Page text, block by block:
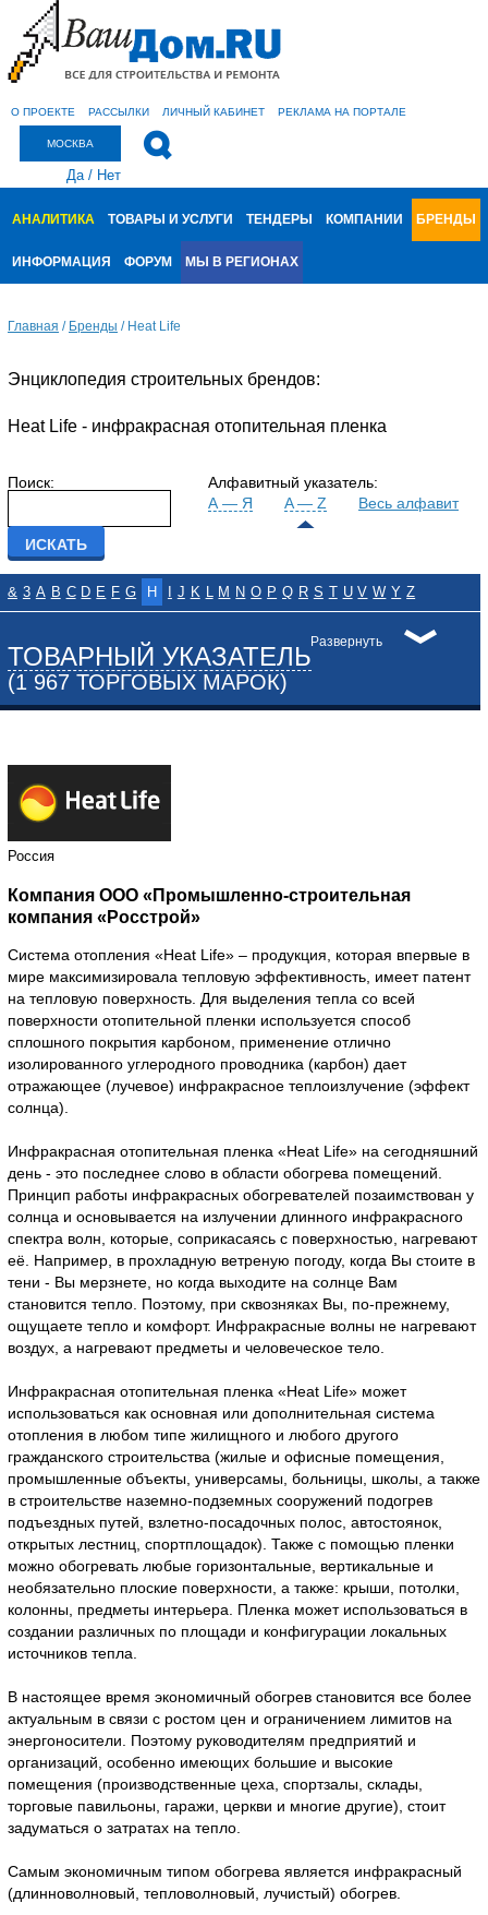
О ПРОЕКТЕ РАССЫЛКИ ЛИЧНЫЙ КАБИНЕТ РЕКЛАМА НА ПОРТАЛЕ
МОСКВА
Да/ Нет
АНАЛИТИКА ТОВАРЫ И УСЛУГИ ТЕНДЕРЫ КОМПАНИИ БРЕНДЫ
ИНФОРМАЦИЯ ФОРУМ МЫ В РЕГИОНАХ
Главная / Бренды /Heat Life
Энциклопедия строительных брендов:
Heat Life - инфракрасная отопительная пленка
Алфавитный указатель:
А — Я
A — Z Весь алфавит
Поиск:
& 3 A B C D E F G H J K L M N O P Q R S T U V W Y Z
Развернуть
ТОВАРНЫЙ УКАЗАТЕЛЬ
(1 967 ТОРГОВЫХ МАРОК)
Россия
Компания ООО «Промышленно-строительная
компания «Росстрой»
Система отопления «Heat Life» – продукция, которая впервые в
мире максимизировала тепловую эффективность, имеет патент
на тепловую поверхность. Для выделения тепла со всей
поверхности отопительной пленки используется способ
сплошного покрытия карбоном, применение отлично
изолированного углеродного проводника (карбон) дает
отражающее (лучевое) инфракрасное теплоизлучение (эффект
солнца).
Инфракрасная отопительная пленка «Heat Life» на сегодняшний
день - это последнее слово в области обогрева помещений.
Принцип работы инфракрасных обогревателей позаимствован у
солнца и основывается на излучении длинного инфракрасного
спектра волн, которые, соприкасаясь с поверхностью, нагревают
её. Например, в прохладную ветреную погоду, когда Вы стоите в
тени - Вы мерзнете, но когда выходите на солнце Вам
становится тепло. Поэтому, при сквозняках Вы, по-прежнему,
ощущаете тепло и комфорт. Инфракрасные волны не нагревают
воздух, а нагревают предметы и человеческое тело.
Инфракрасная отопительная пленка «Heat Life» может
использоваться как основная или дополнительная система
отопления в любом типе жилищного и любого другого
гражданского строительства (жилые и офисные помещения,
промышленные объекты, универсамы, больницы, школы, а также
в строительстве наземно-подземных сооружений подогрев
подъездных путей, взлетно-посадочных полос, автостоянок,
открытых лестниц, спортплощадок). Также с помощью пленки
можно обогревать любые горизонтальные, вертикальные и
необязательно плоские поверхности, а также: крыши, потолки,
колонны, предметы интерьера. Пленка может использоваться в
создании различных по площади и конфигурации локальных
источников тепла.
В настоящее время экономичный обогрев становится все более
актуальным в связи с ростом цен и ограничением лимитов на
энергоносители. Поэтому руководителям предприятий и
организаций, особенно имеющих большие и высокие
помещения (производственные цеха, спортзалы, склады,
торговые павильоны, гаражи, церкви и многие другие), стоит
задуматься о затратах на тепло.
Самым экономичным типом обогрева является инфракрасный
(длинноволновый, тепловолновый, лучистый) обогрев.